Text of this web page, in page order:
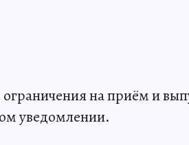
на приём и
уведомлении.